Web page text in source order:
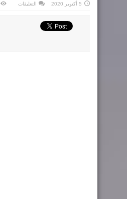
5 أكتوبر,2020
التعليقات